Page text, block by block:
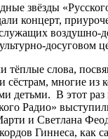
звёзды
концерт,
воздушно-
досуговом
тёплые слова,
сёстрам, многие из
детьми. В этот раз
Радио»
и Светлана
Гиннеса, как